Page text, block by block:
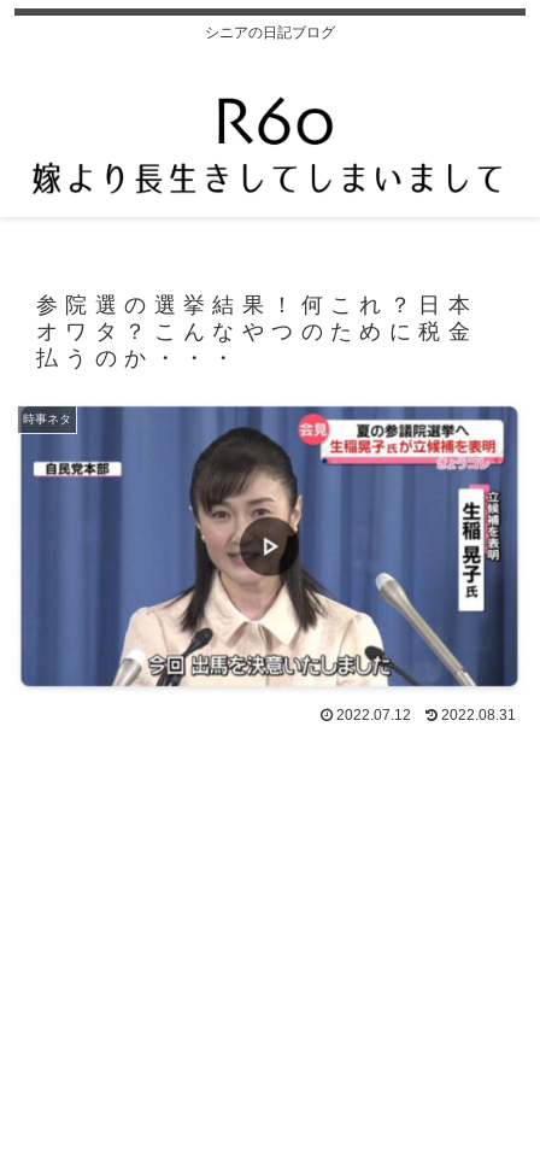
シニアの日記ブログ
参院選の選挙結果！何これ？日本
オワタ？こんなやつのために税金
払うのか・・・
時事ネタ
2022.07.12 2022.08.31